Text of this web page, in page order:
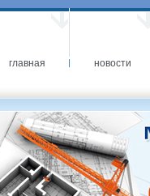
главная новости